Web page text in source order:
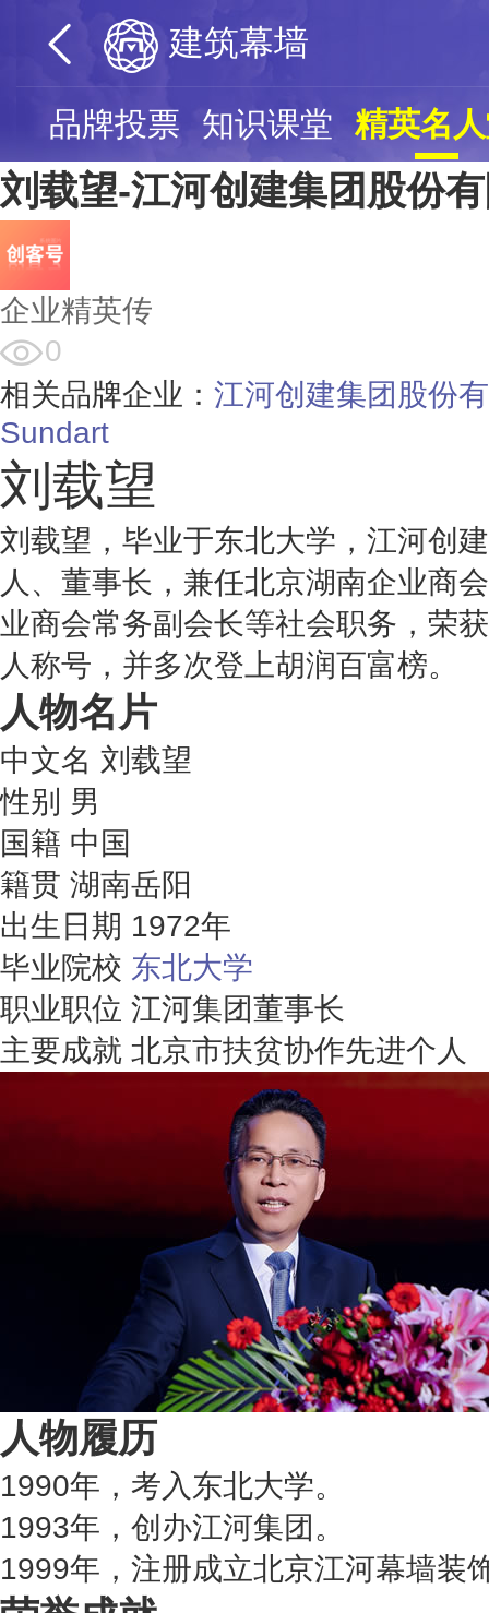
建筑幕墙
品牌投票 知识课堂 精英名
刘载望-江河创建集团股份
企业精英传
0
相关品牌企业： 江河创建集团股份
Sundart
刘载望
刘载望，毕业于东北大学，江河创
人、董事长，兼任北京湖南企业商
业商会常务副会长等社会职务，荣
人称号，并多次登上胡润百富榜。
人物名片
中文名 刘载望
性别 男
国籍 中国
籍贯 湖南岳阳
出生日期 1972年
毕业院校 东北大学
职业职位 江河集团董事长
主要成就 北京市扶贫协作先进个人
人物履历
1990年，考入东北大学。
1993年，创办江河集团。
1999年，注册成立北京江河幕墙装